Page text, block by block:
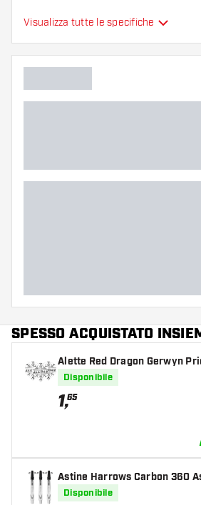
Tipo
Colore principale
Visualizza tutte le specifiche
SPESSO ACQUISTATO
Alette Red Dragon Gerwyn
Snowflake
Disponibile
1,65
Astine Harrows Carbon 360
Clear
Disponibile